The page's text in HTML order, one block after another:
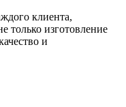
клиента,
только изготовление
и